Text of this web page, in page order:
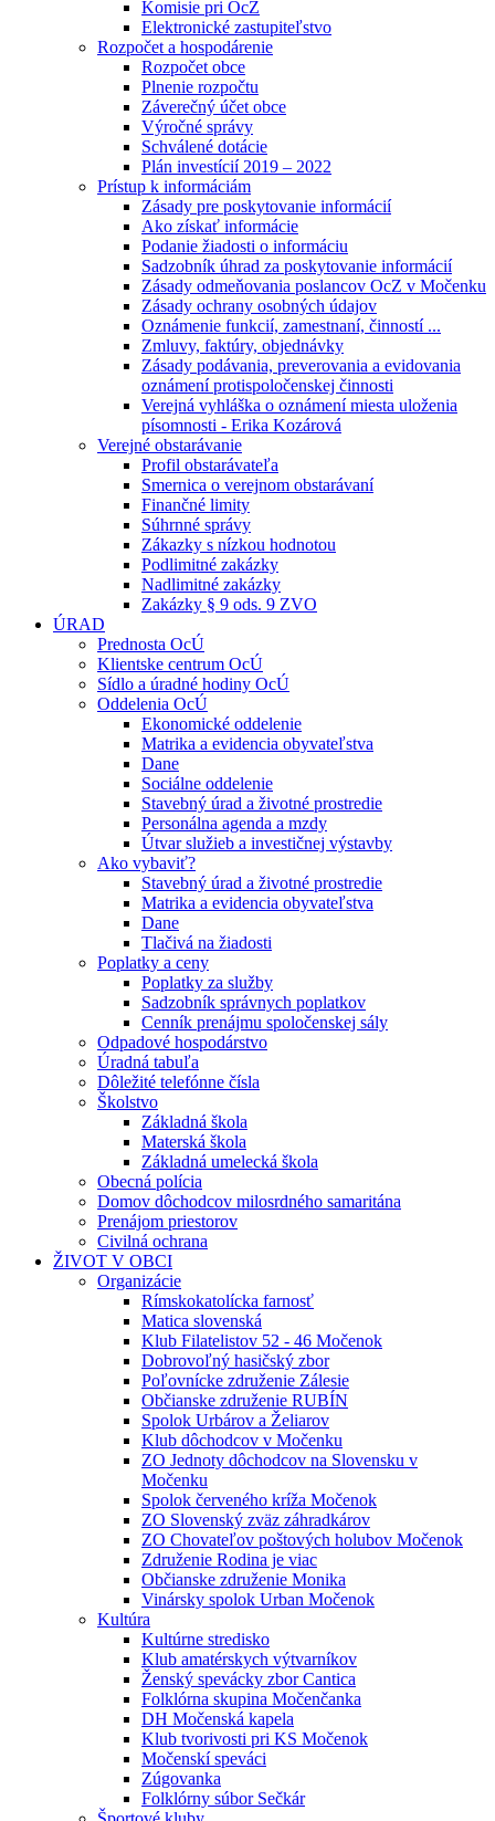
Komisie pri OcZ
Elektronické zastupiteľstvo
Rozpočet a hospodárenie
Rozpočet obce
Plnenie rozpočtu
Záverečný účet obce
Výročné správy
Schválené dotácie
Plán investícií 2019 – 2022
Prístup k informáciám
Zásady pre poskytovanie informácií
Ako získať informácie
Podanie žiadosti o informáciu
Sadzobník úhrad za poskytovanie informácií
Zásady odmeňovania poslancov OcZ v Močenku
Zásady ochrany osobných údajov
Oznámenie funkcií, zamestnaní, činností ...
Zmluvy, faktúry, objednávky
Zásady podávania, preverovania a evidovania
oznámení protispoločenskej činnosti
Verejná vyhláška o oznámení miesta uloženia
písomnosti - Erika Kozárová
Verejné obstarávanie
Profil obstarávateľa
Smernica o verejnom obstarávaní
Finančné limity
Súhrnné správy
Zákazky s nízkou hodnotou
Podlimitné zakázky
Nadlimitné zakázky
Zakázky § 9 ods. 9 ZVO
ÚRAD
Prednosta OcÚ
Klientske centrum OcÚ
Sídlo a úradné hodiny OcÚ
Oddelenia OcÚ
Ekonomické oddelenie
Matrika a evidencia obyvateľstva
Dane
Sociálne oddelenie
Stavebný úrad a životné prostredie
Personálna agenda a mzdy
Útvar služieb a investičnej výstavby
Ako vybaviť?
Stavebný úrad a životné prostredie
Matrika a evidencia obyvateľstva
Dane
Tlačivá na žiadosti
Poplatky a ceny
Poplatky za služby
Sadzobník správnych poplatkov
Cenník prenájmu spoločenskej sály
Odpadové hospodárstvo
Úradná tabuľa
Dôležité telefónne čísla
Školstvo
Základná škola
Materská škola
Základná umelecká škola
Obecná polícia
Domov dôchodcov milosrdného samaritána
Prenájom priestorov
Civilná ochrana
ŽIVOT V OBCI
Organizácie
Rímskokatolícka farnosť
Matica slovenská
Klub Filatelistov 52 - 46 Močenok
Dobrovoľný hasičský zbor
Poľovnícke združenie Zálesie
Občianske združenie RUBÍN
Spolok Urbárov a Želiarov
Klub dôchodcov v Močenku
ZO Jednoty dôchodcov na Slovensku v
Močenku
Spolok červeného kríža Močenok
ZO Slovenský zväz záhradkárov
ZO Chovateľov poštových holubov Močenok
Združenie Rodina je viac
Občianske združenie Monika
Vinársky spolok Urban Močenok
Kultúra
Kultúrne stredisko
Klub amatérskych výtvarníkov
Ženský spevácky zbor Cantica
Folklórna skupina Močenčanka
DH Močenská kapela
Klub tvorivosti pri KS Močenok
Močenskí speváci
Zúgovanka
Folklórny súbor Sečkár